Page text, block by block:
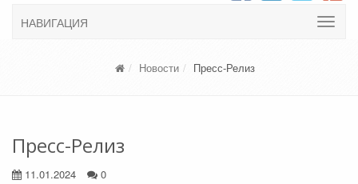
НАВИГАЦИЯ
Новости Пресс-Релиз
Пресс-Релиз
11.01.2024 0